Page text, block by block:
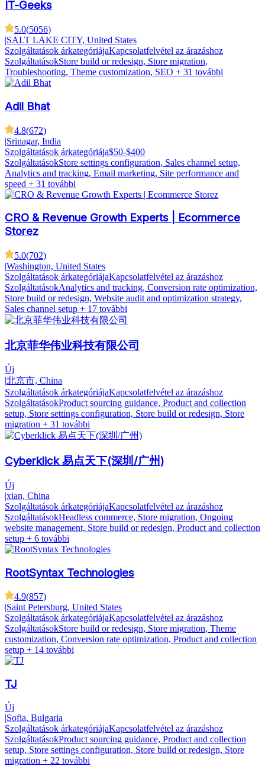
IT-Geeks
5.0(5056)
|SALT LAKE CITY, United States
Szolgáltatások árkategóriájaKapcsolatfelvétel az árazáshoz
SzolgáltatásokStore build or redesign, Store migration,
Troubleshooting, Theme customization, SEO + 31 további
Adil Bhat
4.8(672)
|Srinagar, India
Szolgáltatások árkategóriája$50-$400
SzolgáltatásokStore settings configuration, Sales channel setup,
Analytics and tracking, Email marketing, Site performance and
speed + 31 további
CRO & Revenue Growth Experts | Ecommerce
Storez
5.0(702)
|Washington, United States
Szolgáltatások árkategóriájaKapcsolatfelvétel az árazáshoz
SzolgáltatásokAnalytics and tracking, Conversion rate optimization,
Store build or redesign, Website audit and optimization strategy,
Sales channel setup + 17 további
北京菲华伟业科技有限公司
Új
北京市, China
Szolgáltatások árkategóriájaKapcsolatfelvétel az árazáshoz
SzolgáltatásokProduct sourcing guidance, Product and collection
setup, Store settings configuration, Store build or redesign, Store
migration + 31 további
Cyberklick 易点天下(深圳/广州)
Új
|xian, China
Szolgáltatások árkategóriájaKapcsolatfelvétel az árazáshoz
SzolgáltatásokHeadless commerce, Store migration, Ongoing
website management, Store build or redesign, Product and collection
setup + 6 további
RootSyntax Technologies
4.9(857)
|Saint Petersburg, United States
Szolgáltatások árkategóriájaKapcsolatfelvétel az árazáshoz
SzolgáltatásokStore build or redesign, Store migration, Theme
customization, Conversion rate optimization, Product and collection
setup + 14 további
TJ
Új
|Sofia, Bulgaria
Szolgáltatások árkategóriájaKapcsolatfelvétel az árazáshoz
SzolgáltatásokProduct sourcing guidance, Product and collection
setup, Store settings configuration, Store build or redesign, Store
migration + 22 további